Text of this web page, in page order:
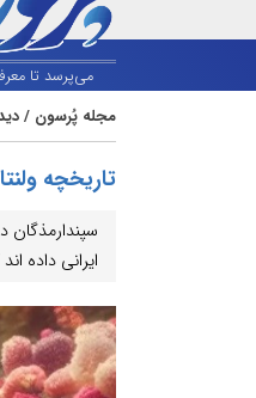
می‌پرسد تا
مجله پُرسون /
تاریخچه
سپندارمذگان
ایرانی داده